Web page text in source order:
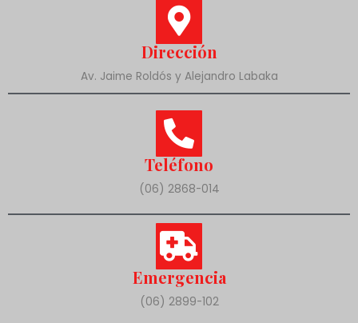
Dirección
Av. Jaime Roldós y Alejandro Labaka
Teléfono
(06) 2868-014
Emergencia
(06) 2899-102